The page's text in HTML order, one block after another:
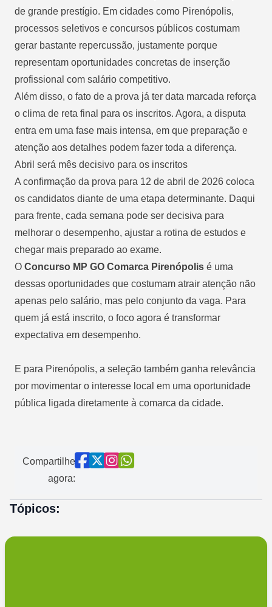
de grande prestígio. Em cidades como Pirenópolis,
processos seletivos e concursos públicos costumam
gerar bastante repercussão, justamente porque
representam oportunidades concretas de inserção
profissional com salário competitivo.
Além disso, o fato de a prova já ter data marcada reforça
o clima de reta final para os inscritos. Agora, a disputa
entra em uma fase mais intensa, em que preparação e
atenção aos detalhes podem fazer toda a diferença.
Abril será mês decisivo para os inscritos
A confirmação da prova para 12 de abril de 2026 coloca
os candidatos diante de uma etapa determinante. Daqui
para frente, cada semana pode ser decisiva para
melhorar o desempenho, ajustar a rotina de estudos e
chegar mais preparado ao exame.
O Concurso MP GO Comarca Pirenópolis é uma
dessas oportunidades que costumam atrair atenção não
apenas pelo salário, mas pelo conjunto da vaga. Para
quem já está inscrito, o foco agora é transformar
expectativa em desempenho.
E para Pirenópolis, a seleção também ganha relevância
por movimentar o interesse local em uma oportunidade
pública ligada diretamente à comarca da cidade.
Compartilhe
agora:
Tópicos: